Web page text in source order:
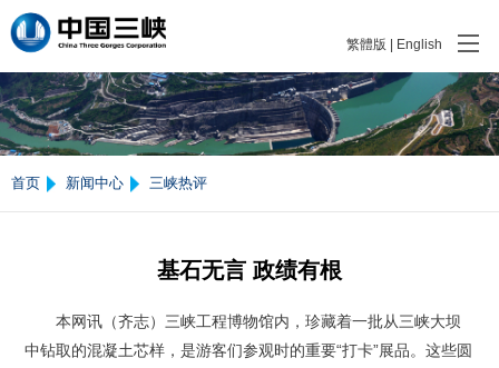
繁體版 English
首页 新闻中心 三峡热评
基石无言 政绩有根
本网讯（齐志）三峡工程博物馆内，珍藏着一批从三峡大坝
中钻取的混凝土芯样，是游客们参观时的重要“打卡”展品。这些圆